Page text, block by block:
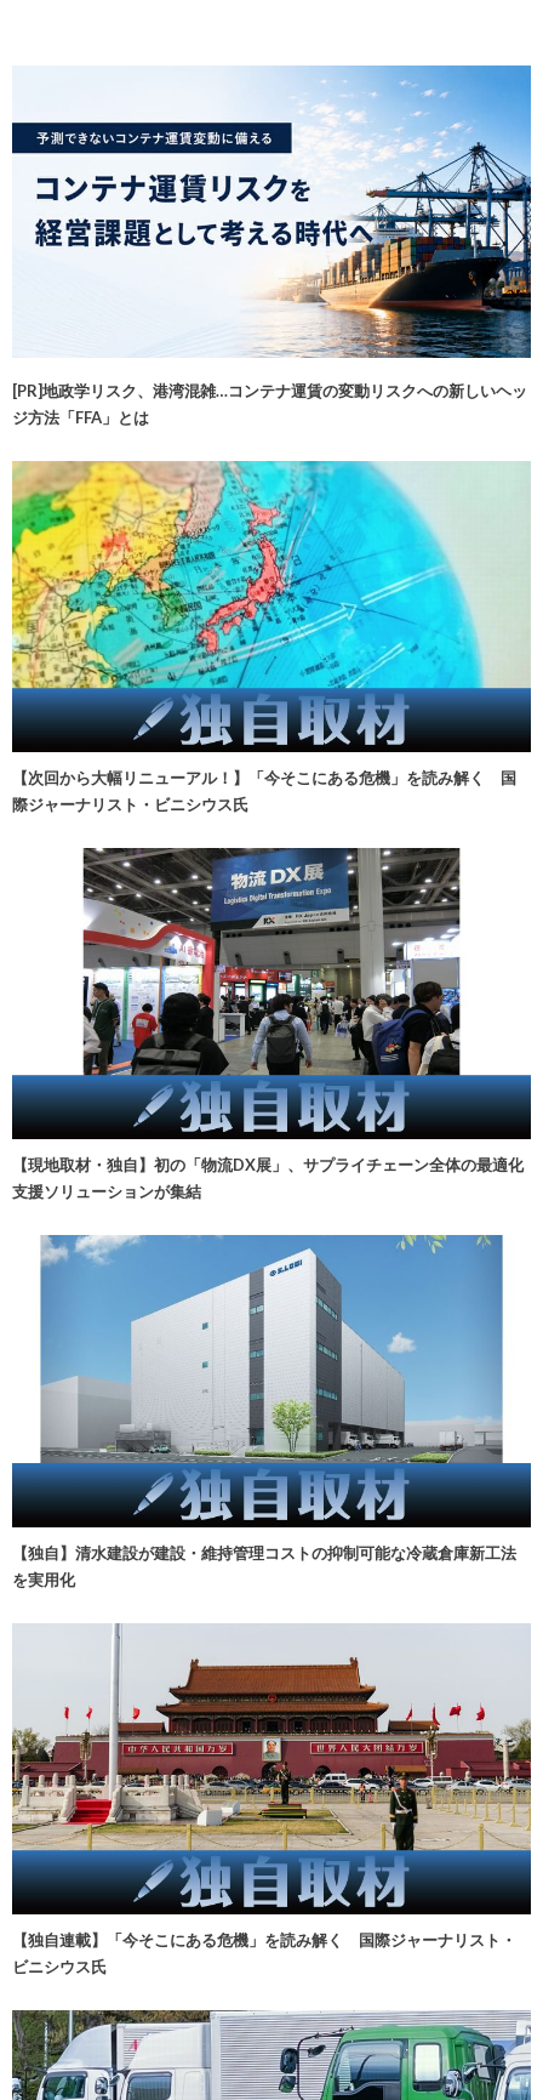
[PR]地政学リスク、港湾混雑…コンテナ運賃の変動リスクへの新しいヘッ
ジ方法「FFA」とは
【次回から大幅リニューアル！】「今そこにある危機」を読み解く 国
際ジャーナリスト・ビニシウス氏
【現地取材・独自】初の「物流DX展」、サプライチェーン全体の最適化
支援ソリューションが集結
【独自】清水建設が建設・維持管理コストの抑制可能な冷蔵倉庫新工法
を実用化
【独自連載】「今そこにある危機」を読み解く 国際ジャーナリスト・
ビニシウス氏